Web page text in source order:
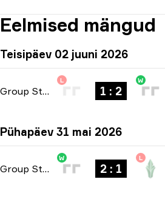
Eelmised mängud
Teisipäev 02 juuni 2026
Group Stage
L
1 : 2
W
Pühapäev 31 mai 2026
Group Stage -bo3
W
2 : 1
L